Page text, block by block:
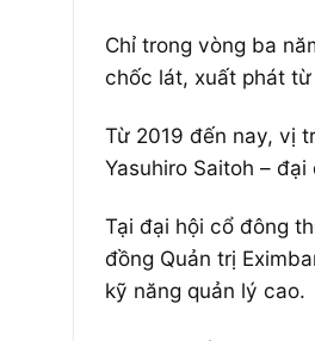
Chỉ trong vòng ba
chốc lát, xuất phát
Từ 2019 đến nay, vị
Yasuhiro Saitoh –
Tại đại hội cổ đông
đồng Quản trị
kỹ năng quản lý cao.